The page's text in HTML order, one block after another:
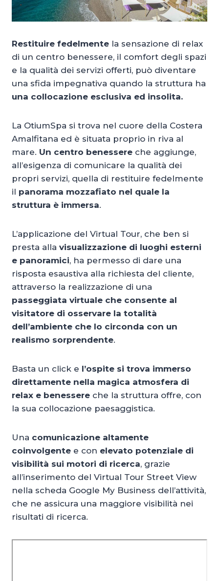
Restituire fedelmente la sensazione di relax
di un centro benessere, il comfort degli spazi
e la qualità dei servizi offerti, può diventare
una sfida impegnativa quando la struttura ha
una collocazione esclusiva ed insolita.
La OtiumSpa si trova nel cuore della Costera
Amalfitana ed è situata proprio in riva al
mare. Un centro benessere che aggiunge,
all’esigenza di comunicare la qualità dei
propri servizi, quella di restituire fedelmente
il panorama mozzafiato nel quale la
struttura è immersa.
L’applicazione del Virtual Tour, che ben si
presta alla visualizzazione di luoghi esterni
e panoramici, ha permesso di dare una
risposta esaustiva alla richiesta del cliente,
attraverso la realizzazione di una
passeggiata virtuale che consente al
visitatore di osservare la totalità
dell’ambiente che lo circonda con un
realismo sorprendente.
Basta un click e l’ospite si trova immerso
direttamente nella magica atmosfera di
relax e benessere che la struttura offre, con
la sua collocazione paesaggistica.
Una comunicazione altamente
coinvolgente e con elevato potenziale di
visibilità sui motori di ricerca, grazie
all’inserimento del Virtual Tour Street View
nella scheda Google My Business dell’attività,
che ne assicura una maggiore visibilità nei
risultati di ricerca.